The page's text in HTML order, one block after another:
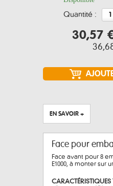
quantité :
30,57
EN SAVOIR +
Face pour
Face avant pour 8
E1000, à monter sur
CARACTÉRISTIQUES